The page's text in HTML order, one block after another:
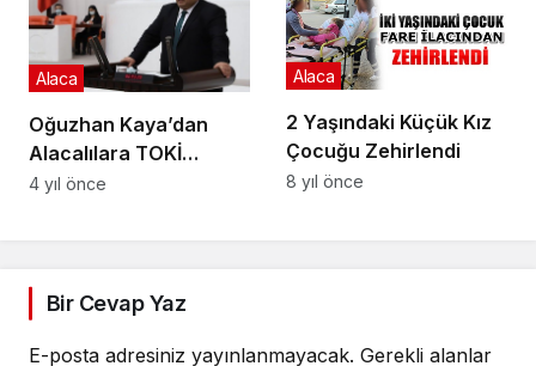
Oğuzhan Kaya’dan
Alacalılara TOKİ
Müjdesi!
Alaca
4 yıl önce
2 Yaşındaki Küçük Kız
Çocuğu Zehirlendi
Alaca
8 yıl önce
Bir Cevap Yaz
E-posta adresiniz yayınlanmayacak. Gerekli alanlar